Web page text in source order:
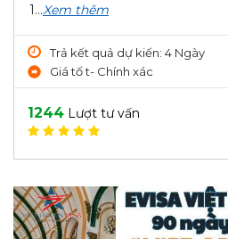
1...Xem thêm
Trả kết quả dự kiến: 4 Ngày
Giá tố t- Chính xác
1244 Lượt tư vấn